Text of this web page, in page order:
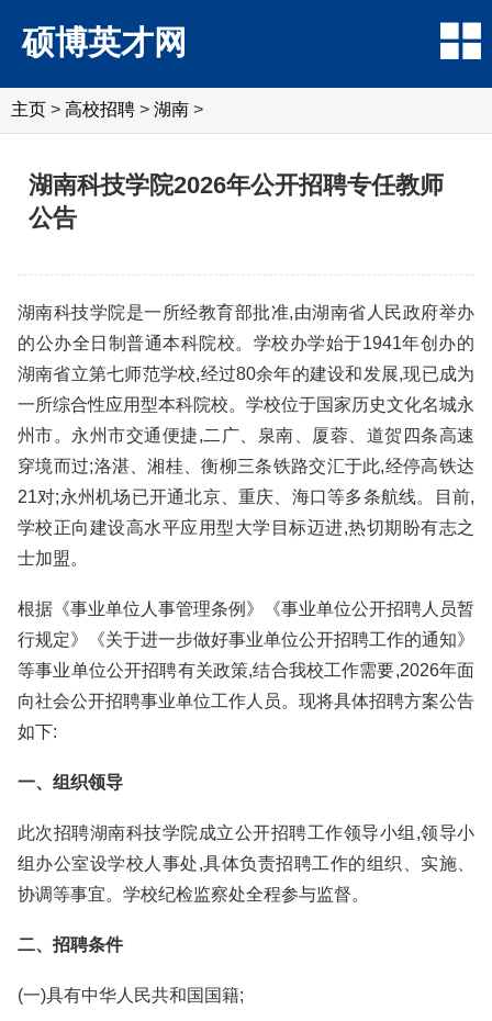
硕博英才网
主页 > 高校招聘 > 湖南 >
湖南科技学院2026年公开招聘专任教师
公告
湖南科技学院是一所经教育部批准,由湖南省人民政府举办
的公办全日制普通本科院校。学校办学始于1941年创办的
湖南省立第七师范学校,经过80余年的建设和发展,现已成为
一所综合性应用型本科院校。学校位于国家历史文化名城永
州市。永州市交通便捷,二广、泉南、厦蓉、道贺四条高速
穿境而过;洛湛、湘桂、衡柳三条铁路交汇于此,经停高铁达
21对;永州机场已开通北京、重庆、海口等多条航线。目前,
学校正向建设高水平应用型大学目标迈进,热切期盼有志之
士加盟。
根据《事业单位人事管理条例》《事业单位公开招聘人员暂
行规定》《关于进一步做好事业单位公开招聘工作的通知》
等事业单位公开招聘有关政策,结合我校工作需要,2026年面
向社会公开招聘事业单位工作人员。现将具体招聘方案公告
如下:
一、组织领导
此次招聘湖南科技学院成立公开招聘工作领导小组,领导小
组办公室设学校人事处,具体负责招聘工作的组织、实施、
协调等事宜。学校纪检监察处全程参与监督。
二、招聘条件
(一)具有中华人民共和国国籍;